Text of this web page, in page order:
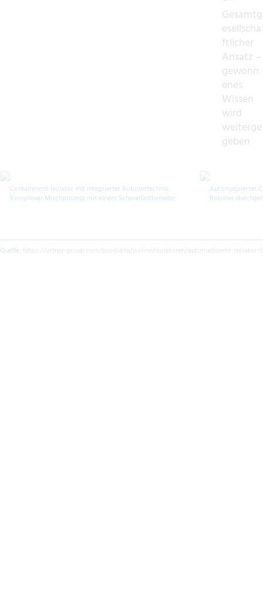
Gesamtg
esellscha
ftlicher
Ansatz –
gewonn
enes
Wissen
wird
weiterge
geben
Containment-Isolator mit integrierter Robotertechnik:
Komplexer Mischprozess mit einem Schwerlastbehälter
Automatisierter
Roboter
Quelle: https://ortner-group.com/produkte/isoline/isolatoren/automatisierte-isolator-